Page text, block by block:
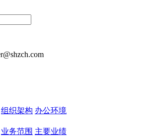
组织架构 办公环境
业务范围 主要业绩